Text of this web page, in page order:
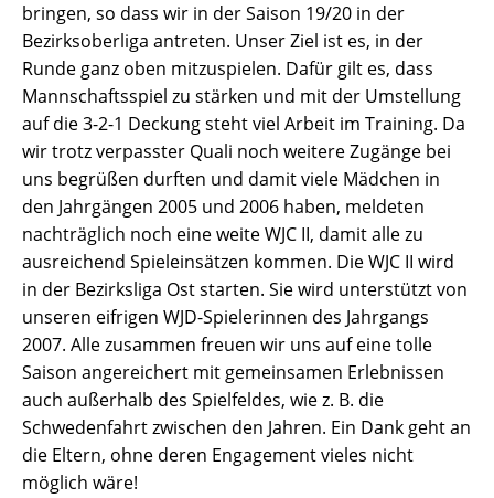
bringen, so dass wir in der Saison 19/20 in der
Bezirksoberliga antreten. Unser Ziel ist es, in der
Runde ganz oben mitzuspielen. Dafür gilt es, dass
Mannschaftsspiel zu stärken und mit der Umstellung
auf die 3-2-1 Deckung steht viel Arbeit im Training. Da
wir trotz verpasster Quali noch weitere Zugänge bei
uns begrüßen durften und damit viele Mädchen in
den Jahrgängen 2005 und 2006 haben, meldeten
nachträglich noch eine weite WJC II, damit alle zu
ausreichend Spieleinsätzen kommen. Die WJC II wird
in der Bezirksliga Ost starten. Sie wird unterstützt von
unseren eifrigen WJD-Spielerinnen des Jahrgangs
2007. Alle zusammen freuen wir uns auf eine tolle
Saison angereichert mit gemeinsamen Erlebnissen
auch außerhalb des Spielfeldes, wie z. B. die
Schwedenfahrt zwischen den Jahren. Ein Dank geht an
die Eltern, ohne deren Engagement vieles nicht
möglich wäre!